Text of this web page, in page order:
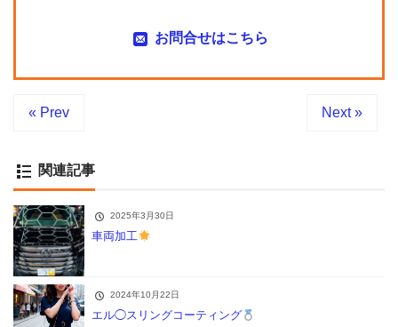
お問合せはこちら
« Prev Next »
関連記事
2025年3月30日
車両加工
2024年10月22日
エル◯スリングコーティング